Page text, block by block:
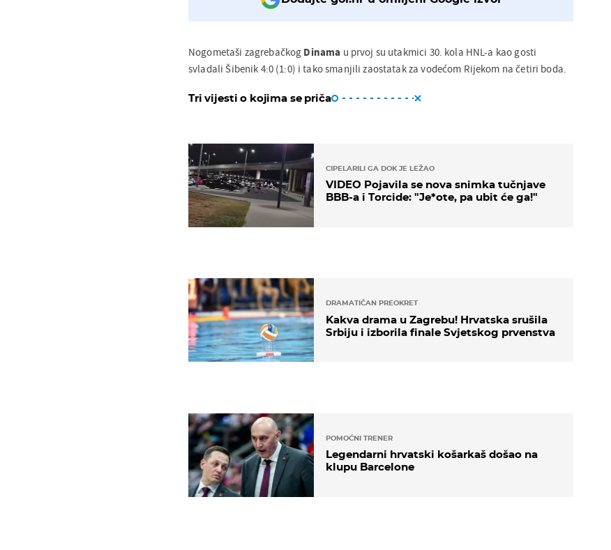
Nogometaši zagrebačkog Dinama u prvoj su utakmici 30. kola HNL-a kao gosti
svladali Šibenik 4:0 (1:0) i tako smanjili zaostatak za vodećom Rijekom na četiri boda.
Tri vijesti o kojima se priča
CIPELARILI GA DOK JE LEŽAO
VIDEO Pojavila se nova snimka tučnjave
BBB-a i Torcide: "Je*ote, pa ubit će ga!"
DRAMATIČAN PREOKRET
Kakva drama u Zagrebu! Hrvatska srušila
Srbiju i izborila finale Svjetskog prvenstva
POMOĆNI TRENER
Legendarni hrvatski košarkaš došao na
klupu Barcelone